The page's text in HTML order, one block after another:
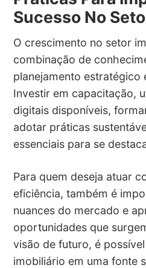
Sucesso No
O crescimento no setor
combinação de
planejamento estratégico
Investir em capacitação,
digitais disponíveis,
adotar práticas
essenciais para se
Para quem deseja atuar
eficiência, também é
nuances do mercado e
oportunidades que
visão de futuro, é
imobiliário em uma fonte